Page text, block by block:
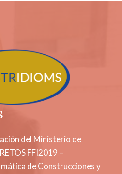
del Ministerio de
FFI2019 –
de Construcciones y